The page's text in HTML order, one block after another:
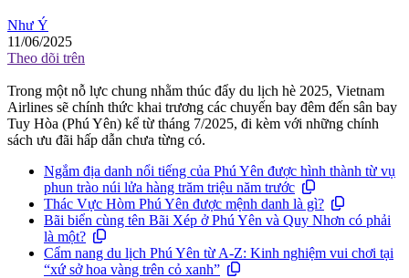
Như Ý
11/06/2025
Theo dõi trên
Trong một nỗ lực chung nhằm thúc đẩy du lịch hè 2025, Vietnam
Airlines sẽ chính thức khai trương các chuyến bay đêm đến sân bay
Tuy Hòa (Phú Yên) kể từ tháng 7/2025, đi kèm với những chính
sách ưu đãi hấp dẫn chưa từng có.
Ngắm địa danh nổi tiếng của Phú Yên được hình thành từ vụ
phun trào núi lửa hàng trăm triệu năm trước
Thác Vực Hòm Phú Yên được mệnh danh là gì?
Bãi biển cùng tên Bãi Xép ở Phú Yên và Quy Nhơn có phải
là một?
Cẩm nang du lịch Phú Yên từ A-Z: Kinh nghiệm vui chơi tại
“xứ sở hoa vàng trên cỏ xanh”